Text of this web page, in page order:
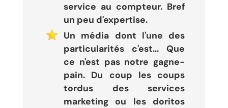
service au compteur. Bref
un peu d'expertise.
Un média dont l'une des
particularités c'est... Que
ce n'est pas notre gagne-
pain. Du coup les coups
tordus des services
marketing ou les doritos